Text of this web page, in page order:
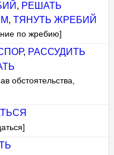
, РЕШАТЬ
,ТЯНУТЬ ЖРЕБИЙ
по жребию]
, РАССУДИТЬ
обстоятельства,